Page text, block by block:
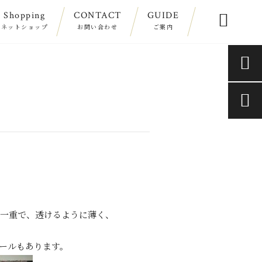
Shopping
ネットショップ
CONTACT
お問い合わせ
GUIDE
ご案内 
重で、透けるように薄く、
ルもあります。

